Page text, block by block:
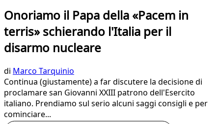
Onoriamo il Papa della «Pacem in
terris» schierando l'Italia per il
disarmo nucleare
di Marco Tarquinio
Continua (giustamente) a far discutere la decisione di
proclamare san Giovanni XXIII patrono dell'Esercito
italiano. Prendiamo sul serio alcuni saggi consigli e per
cominciare...